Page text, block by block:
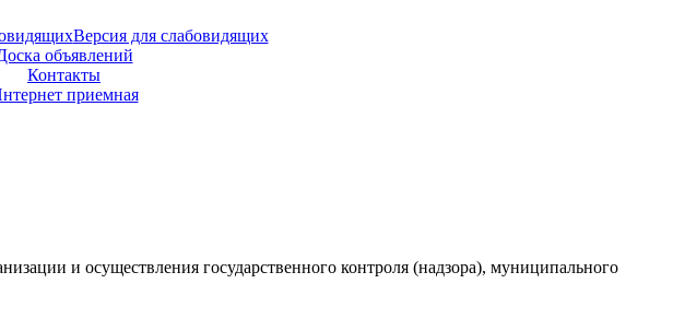
Версия для слабовидящих
объявлений
Контакты
приемная
и осуществления государственного контроля (надзора), муниципального